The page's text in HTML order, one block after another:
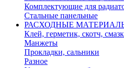
Комплектующие для
Стальные панельные
РАСХОДНЫЕ
Клей, герметик, скотч,
Манжеты
Прокладки, сальники
Разное